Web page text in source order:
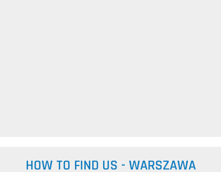
HOW TO FIND US - WARSZAWA